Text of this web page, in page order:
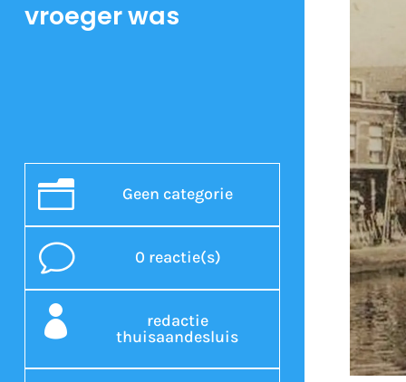
vroeger was
n Geen categorie
v 0 reactie(s)

redactie
thuisaandesluis